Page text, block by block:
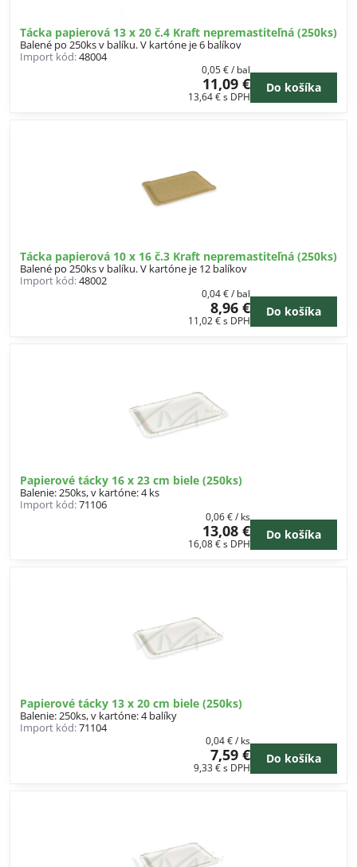
Tácka papierová 13 x 20 č.4 Kraft nepremastiteľná (250ks)
Balené po 250ks v balíku. V kartóne je 6 balíkov
Import kód:48004
11,09 €
13,64 €s DPH
0,05 €/ bal
Do košíka
Tácka papierová 10 x 16 č.3 Kraft nepremastiteľná (250ks)
Balené po 250ks v balíku. V kartóne je 12 balíkov
Import kód:48002
8,96 €
11,02 €s DPH
0,04 €/ bal
Do košíka
Papierové tácky 16 x 23 cm biele (250ks)
Balenie: 250ks, v kartóne: 4 ks
Import kód:71106
13,08 €
16,08 €s DPH
0,06 €/ ks
Do košíka
Papierové tácky 13 x 20 cm biele (250ks)
Balenie: 250ks, v kartóne: 4 balíky
Import kód:71104
7,59 €
9,33 €s DPH
0,04 €/ ks
Do košíka